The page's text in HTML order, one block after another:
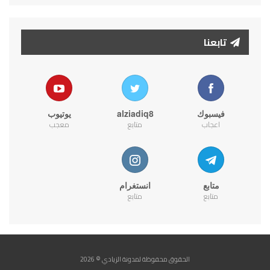
تابعنا
فيسبوك
اعجاب
alziadiq8
متابع
يوتيوب
معجب
متابع
متابع
انستغرام
متابع
الحقوق محفوظة لمدونة الزيادي © 2026